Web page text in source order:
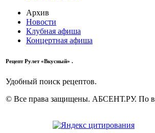
Архив
Новости
Клубная афиша
Концертная афиша
Рецепт Рулет «Вкусный» .
Удобный поиск рецептов.
© Все права защищены. АБСЕНТ.РУ. По